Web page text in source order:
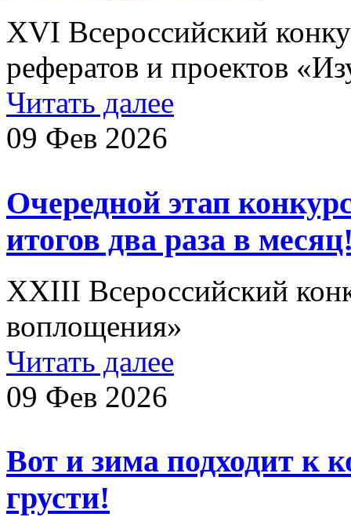
XVI Всероссийский
рефератов и проектов
Читать далее
09 Фев 2026
Очередной этап
итогов два раза в
XXIII Всероссийский
воплощения»
Читать далее
09 Фев 2026
Вот и зима подходит к
грусти!